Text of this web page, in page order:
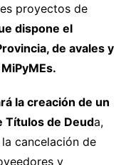
proyectos de
dispone el
de avales y
la creación de un
Títulos de Deuda,
cancelación de
y